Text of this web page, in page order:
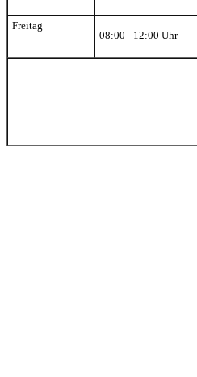
Freitag
08:00 - 12:00 Uhr